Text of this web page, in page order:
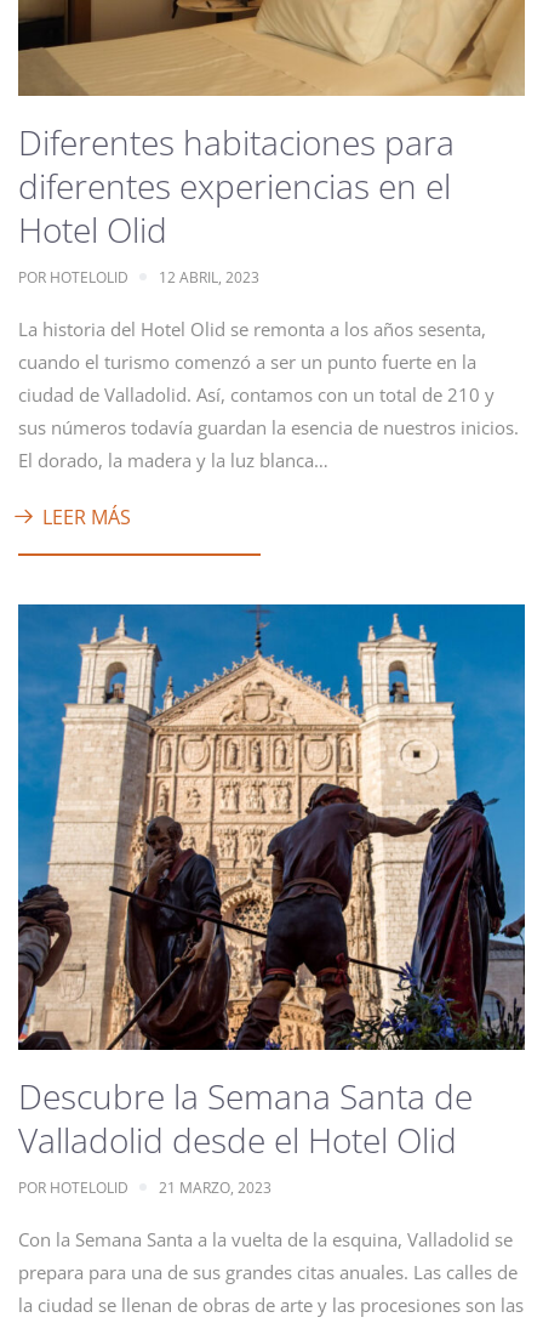
Diferentes habitaciones para
diferentes experiencias en el
Hotel Olid
POR HOTELOLID 12 ABRIL, 2023
La historia del Hotel Olid se remonta a los años sesenta,
cuando el turismo comenzó a ser un punto fuerte en la
ciudad de Valladolid. Así, contamos con un total de 210 y
sus números todavía guardan la esencia de nuestros inicios.
El dorado, la madera y la luz blanca…
LEER MÁS
Descubre la Semana Santa de
Valladolid desde el Hotel Olid
POR HOTELOLID 21 MARZO, 2023
Con la Semana Santa a la vuelta de la esquina, Valladolid se
prepara para una de sus grandes citas anuales. Las calles de
la ciudad se llenan de obras de arte y las procesiones son las